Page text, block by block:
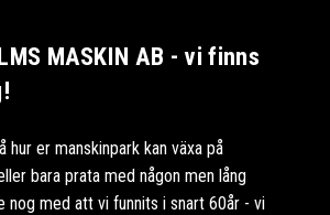
MASKIN AB - vi finns
hur er manskinpark kan växa på
bara prata med någon men lång
nog med att vi funnits i snart 60år - vi